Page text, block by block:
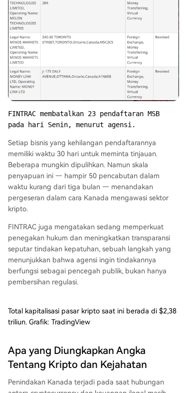
FINTRAC membatalkan 23 pendaftaran MSB
pada hari Senin, menurut agensi.
Setiap bisnis yang kehilangan pendaftarannya
memiliki waktu 30 hari untuk meminta tinjauan.
Beberapa mungkin dipulihkan. Namun skala
penyapuan ini — hampir 50 pencabutan dalam
waktu kurang dari tiga bulan — menandakan
pergeseran dalam cara Kanada mengawasi sektor
kripto.
FINTRAC juga mengatakan sedang memperkuat
penegakan hukum dan meningkatkan transparansi
seputar tindakan kepatuhan, sebuah langkah yang
menunjukkan bahwa agensi ingin tindakannya
berfungsi sebagai pencegah publik, bukan hanya
pembersihan regulasi.
Total kapitalisasi pasar kripto saat ini berada di $2,38
triliun. Grafik: TradingView
Apa yang Diungkapkan Angka
Tentang Kripto dan Kejahatan
Penindakan Kanada terjadi pada saat hubungan